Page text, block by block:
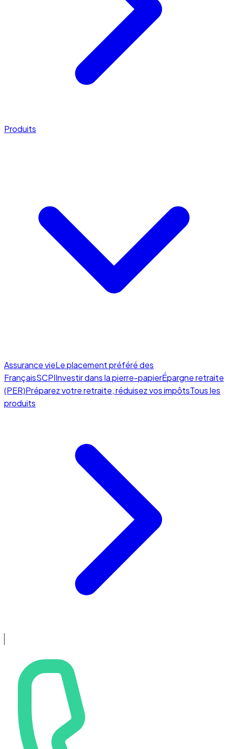
Produits
Assurance vieLe placement préféré des
FrançaisSCPIInvestir dans la pierre-papierÉpargne retraite
(PER)Préparez votre retraite, réduisez vos impôtsTous les
produits